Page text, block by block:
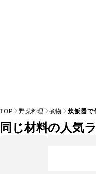
TOP 野菜料理 煮物 炊飯器で
同じ材料の人気